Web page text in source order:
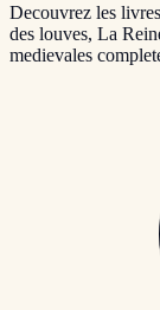
Decouvrez les
des louves, La
medievales